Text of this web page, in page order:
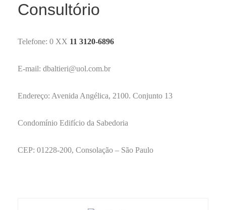
Consultório
Telefone: 0 XX 11 3120-6896
E-mail: dbaltieri@uol.com.br
Endereço: Avenida Angélica, 2100. Conjunto 13
Condomínio Edifício da Sabedoria
CEP: 01228-200, Consolação – São Paulo